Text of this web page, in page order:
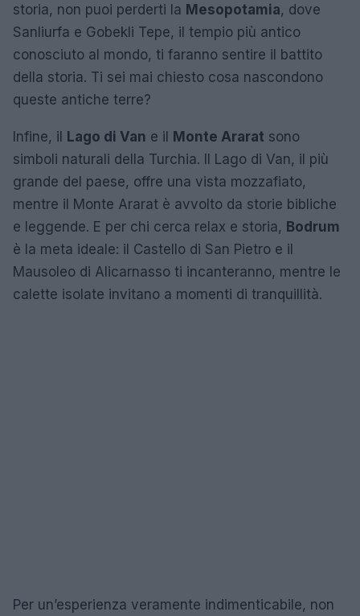
storia, non puoi perderti la Mesopotamia, dove
Sanliurfa e Gobekli Tepe, il tempio più antico
conosciuto al mondo, ti faranno sentire il battito
della storia. Ti sei mai chiesto cosa nascondono
queste antiche terre?
Infine, il Lago di Van e il Monte Ararat sono
simboli naturali della Turchia. Il Lago di Van, il più
grande del paese, offre una vista mozzafiato,
mentre il Monte Ararat è avvolto da storie bibliche
e leggende. E per chi cerca relax e storia, Bodrum
è la meta ideale: il Castello di San Pietro e il
Mausoleo di Alicarnasso ti incanteranno, mentre le
calette isolate invitano a momenti di tranquillità.
Per un’esperienza veramente indimenticabile, non